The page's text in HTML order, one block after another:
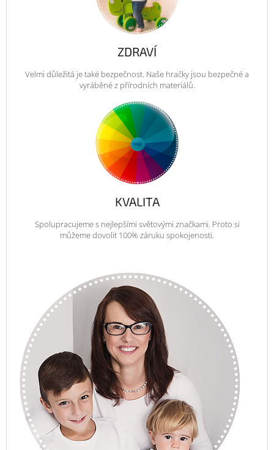
ZDRAVÍ
Velmi důležitá je také bezpečnost. Naše hračky jsou bezpečné a
vyráběné z přírodních materiálů.
KVALITA
Spolupracujeme s nejlepšími světovými značkami. Proto si
můžeme dovolit 100% záruku spokojenosti.